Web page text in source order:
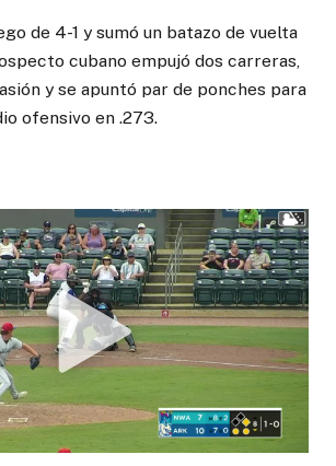
de 4-1 y sumó un batazo de vuelta
cubano empujó dos carreras,
y se apuntó par de ponches para
ofensivo en .273.